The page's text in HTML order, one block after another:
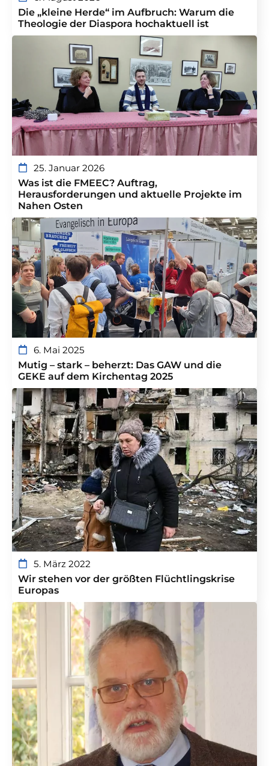
Die „kleine Herde“ im Aufbruch: Warum die
Theologie der Diaspora hochaktuell ist
25. Januar 2026
Was ist die FMEEC? Auftrag,
Herausforderungen und aktuelle Projekte im
Nahen Osten
6. Mai 2025
Mutig – stark – beherzt: Das GAW und die
GEKE auf dem Kirchentag 2025
5. März 2022
Wir stehen vor der größten Flüchtlingskrise
Europas